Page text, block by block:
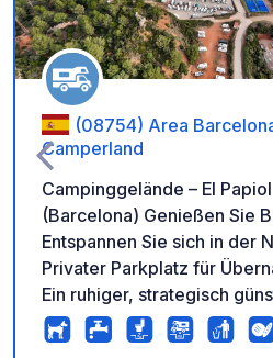
(08754) Area
Camperland
Campinggelände – El Papiol
(Barcelona) Genießen Sie Barcelona.
Entspannen Sie sich in der
Privater Parkplatz für
Ein ruhiger, strategisch
Ausgangspunkt für Ihre
Barcelonas abseits des